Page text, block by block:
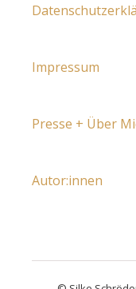
Impressum
Presse + Über
Autor:innen